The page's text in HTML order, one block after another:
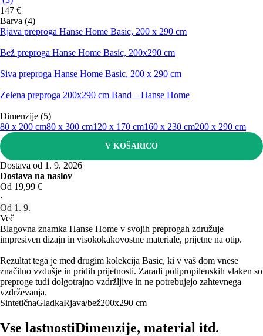
147 €
Barva (4)
Rjava preproga Hanse Home Basic, 200 x 290 cm
Bež preproga Hanse Home Basic, 200x290 cm
Siva preproga Hanse Home Basic, 200 x 290 cm
Zelena preproga 200x290 cm Band – Hanse Home
Dimenzije (5)
80 x 200 cm80 x 300 cm120 x 170 cm160 x 230 cm200 x 290 cm
V KOŠARICO
Dostava od 1. 9. 2026
Dostava na naslov
Od 19,99 €
·
Od 1. 9.
Več
Blagovna znamka Hanse Home v svojih preprogah združuje
impresiven dizajn in visokokakovostne materiale, prijetne na otip.
Rezultat tega je med drugim kolekcija Basic, ki v vaš dom vnese
značilno vzdušje in pridih prijetnosti. Zaradi polipropilenskih vlaken so
preproge tudi dolgotrajno vzdržljive in ne potrebujejo zahtevnega
vzdrževanja.
SintetičnaGladkaRjava/bež200x290 cm
Vse lastnostiDimenzije, material itd.